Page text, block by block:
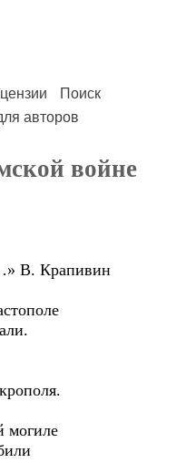
Поиск
авторов
войне
В. Крапивин
могиле